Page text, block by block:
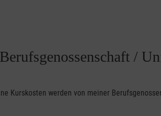
/
Kurskosten werden von meiner